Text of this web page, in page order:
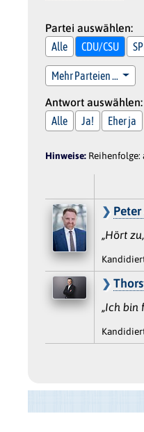
Partei auswählen:
Alle
CDU/CSU
Mehr Parteien …
Antwort auswählen:
Alle
Ja! Eher ja
Hinweise:
„Hört
„Ich bin